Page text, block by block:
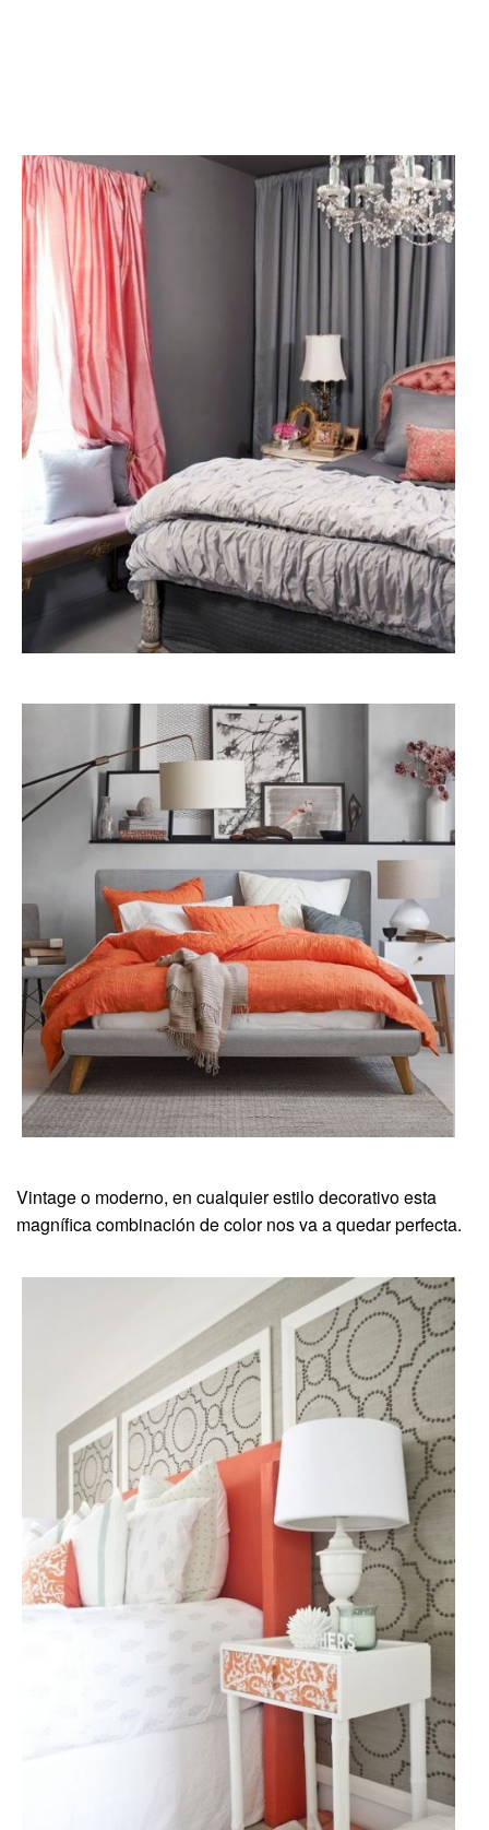
Vintage o moderno, en cualquier estilo decorativo esta
magnífica combinación de color nos va a quedar perfecta.